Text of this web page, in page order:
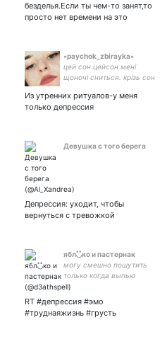
безделья.Если ты чем-то занят,то
просто нет времени на это
•paychok_zbirayka•
цей сон цейсон мені
щоночі сниться. крізь сон
сміється
Из утренних ритуалов-у меня
только депрессия
Девушка с того берега
Депрессия: уходит, чтобы
вернуться с тревожкой
ябл◟̽◞̽ко и пастернак
могу смешно пошутить
только когда выпью
энергетик камеди клаб
RT #депрессия #эмо
#труднаяжизнь #грусть